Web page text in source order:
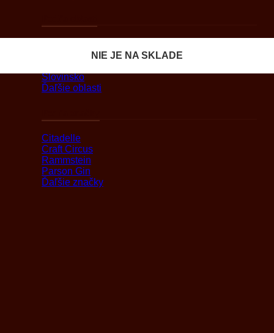
Francúzsko
Slovinsko
Ďaľšie oblasti
Citadelle
Craft Circus
Rammstein
Parson Gin
Ďaľšie značky
NIE JE NA SKLADE
NIE JE NA SKLADE
NIE JE NA SKLADE
NIE JE NA SKLADE